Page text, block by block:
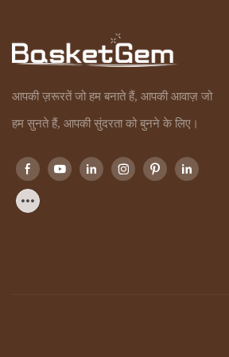
आपकी ज़रूरतें जो हम बनाते हैं, आपकी आवाज़ जो
हम सुनते हैं, आपकी सुंदरता को बुनने के लिए।